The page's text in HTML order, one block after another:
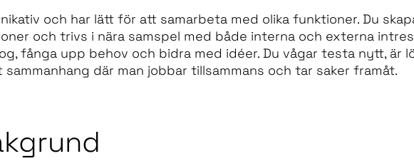
och har lätt för att samarbeta med olika funktioner. Du
och trivs i nära samspel med både interna och externa
fånga upp behov och bidra med idéer. Du vågar testa nytt, är
där man jobbar tillsammans och tar saker framåt.